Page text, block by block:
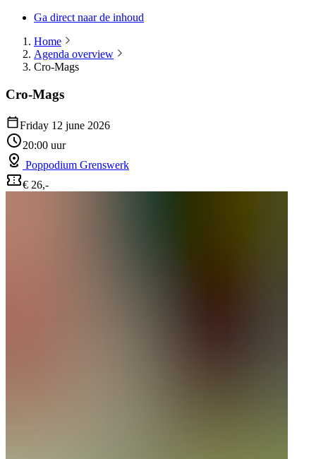
Ga direct naar de inhoud
Home
Agenda overview
Cro-Mags
Cro-Mags
Friday 12 june 2026
20:00 uur
Poppodium Grenswerk
€ 26,-